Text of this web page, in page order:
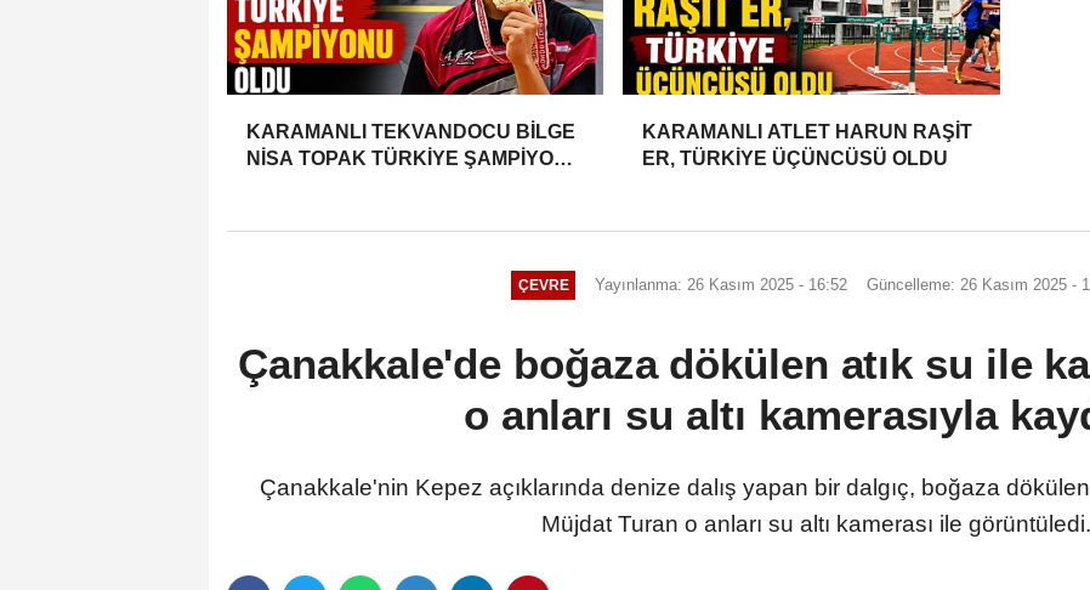
KARAMANLI TEKVANDOCU BİLGE
NİSA TOPAK TÜRKİYE ŞAMPİYONU
KARAMANLI ATLET HARUN RAŞİT
ER, TÜRKİYE ÜÇÜNCÜSÜ OLDU
ÇEVRE Yayınlanma: 26 Kasım 2025 - 16:52 Güncelleme: 26 Kasım 2025 -
Çanakkale'de boğaza dökülen atık su ile
o anları su altı kamerasıyla
Çanakkale'nin Kepez açıklarında denize dalış yapan bir dalgıç, boğaza dökülen
Müjdat Turan o anları su altı kamerası ile görüntüledi.